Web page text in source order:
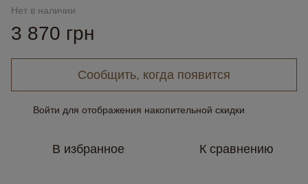
Нет в наличии
3 870 грн
Сообщить, когда появится
Войти для отображения накопительной скидки
В избранное К сравнению